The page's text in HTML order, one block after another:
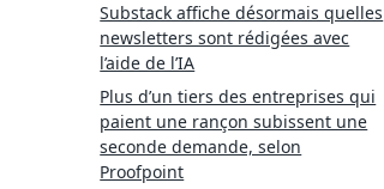
Substack affiche désormais quelles
newsletters sont rédigées avec
l’aide de l’IA
Plus d’un tiers des entreprises qui
paient une rançon subissent une
seconde demande, selon
Proofpoint